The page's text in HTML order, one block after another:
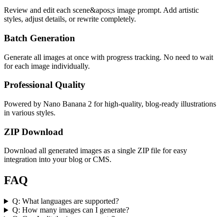
Review and edit each scene&apos;s image prompt. Add artistic
styles, adjust details, or rewrite completely.
Batch Generation
Generate all images at once with progress tracking. No need to wait
for each image individually.
Professional Quality
Powered by Nano Banana 2 for high-quality, blog-ready illustrations
in various styles.
ZIP Download
Download all generated images as a single ZIP file for easy
integration into your blog or CMS.
FAQ
Q: What languages are supported?
Q: How many images can I generate?